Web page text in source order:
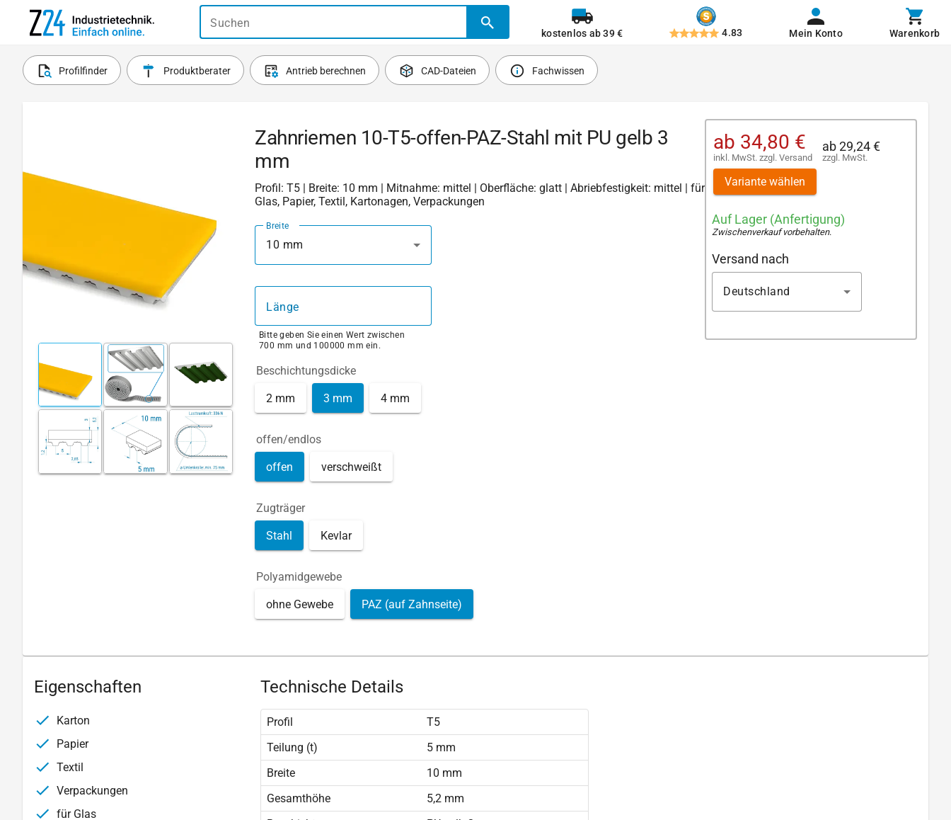
Suchen
kostenlos ab 39 € 4.83 Mein Konto Warenkorb
Profilfinder Produktberater Antrieb berechnen CAD-Dateien Fachwissen
Zahnriemen 10-T5-offen-PAZ-Stahl mit PU gelb 3
mm
Profil: T5 | Breite: 10 mm | Mitnahme: mittel | Oberfläche: glatt | Abriebfestigkeit: mittel | für
Glas, Papier, Textil, Kartonagen, Verpackungen
Breite
10 mm
Länge
Bitte geben Sie einen Wert zwischen
700 mm und 100000 mm ein.
Beschichtungsdicke
2 mm 3 mm 4 mm
offen/endlos
offen verschweißt
Zugträger
Stahl Kevlar
Polyamidgewebe
ohne Gewebe PAZ (auf Zahnseite)
ab 34,80 €
inkl. MwSt. zzgl. Versand
ab29,24 €
zzgl. MwSt.
Variante wählen
Auf Lager (Anfertigung)
Zwischenverkauf vorbehalten.
Versand nach
Deutschland
Eigenschaften
Karton
Papier
Textil
Verpackungen
für Glas
Technische Details
Profil
T5
Teilung (t)
5 mm
Breite
10 mm
Gesamthöhe
5,2 mm